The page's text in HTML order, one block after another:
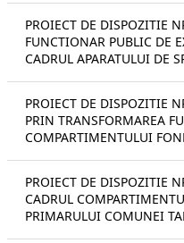
PROIECT DE DISPOZITIE
FUNCTIONAR PUBLIC DE
CADRUL APARATULUI DE
PROIECT DE DISPOZITIE
PRIN TRANSFORMAREA
COMPARTIMENTULUI
PROIECT DE DISPOZITIE
CADRUL
PRIMARULUI COMUNEI